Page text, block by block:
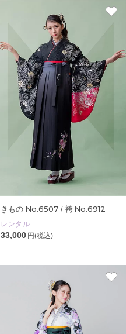
きもの No.6507/ 袴 No.6912
レンタル
33,000 円(税込)